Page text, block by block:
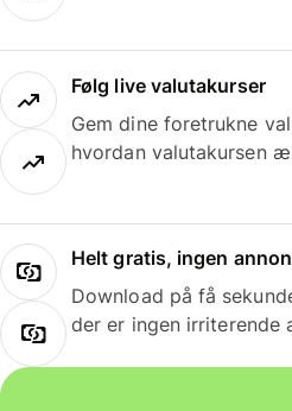
Følg live valutakurser
Gem dine foretrukne
hvordan valutakursen
Helt gratis, ingen
Download på få
der er ingen irriterende